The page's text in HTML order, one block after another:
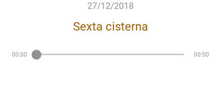
27/12/2018
Sexta cisterna
00:00 00:00